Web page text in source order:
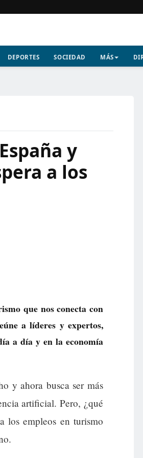
DEPORTES SOCIEDAD MÁS
y
a los
que nos conecta con
a líderes y expertos,
a día y en la economía
y ahora busca ser más
artificial. Pero, ¿qué
los empleos en turismo